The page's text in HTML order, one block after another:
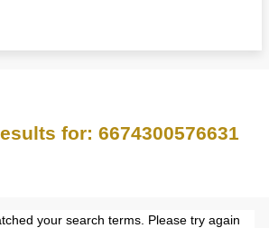
for: 6674300576631
your search terms. Please try again